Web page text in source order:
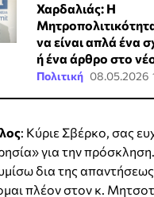
Χαρδαλιάς: Η
να είναι απλά ένα
ή ένα άρθρο στο
Πολιτική 08.05.2026
: Κύριε Σβέρκο, σας
για την
δια της
πλέον στον κ.